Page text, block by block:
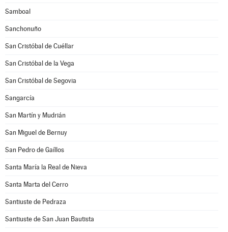
Samboal
Sanchonuño
San Cristóbal de Cuéllar
San Cristóbal de la Vega
San Cristóbal de Segovia
Sangarcía
San Martín y Mudrián
San Miguel de Bernuy
San Pedro de Gaíllos
Santa María la Real de Nieva
Santa Marta del Cerro
Santiuste de Pedraza
Santiuste de San Juan Bautista